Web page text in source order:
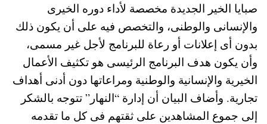
صبايا الخير الجديدة مخصصة لأداء دوره الخيرى
والإنسانى والوطنى، والتخصص فيه على أن يكون ذلك
بدون أى إعلانات أو رعاة للبرنامج لأجل غير مسمى،
وأن يكون هدف البرنامج الرئيسى هو تكثيف الأعمال
الخيرية والإنسانية والوطنية ومراعاتها دون أدنى أهداف
تجارية. وأضاف البيان أن إدارة “النهار” تتوجه بالشكر
إلى جموع المشاهدين على ثقتهم فى كل ما تقدمه